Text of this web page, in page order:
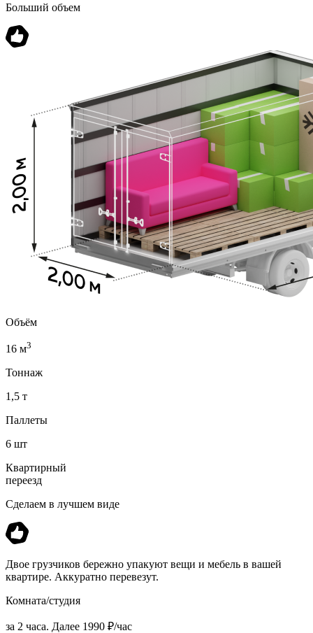
Больший объем
Объём
16 м3
Тоннаж
1,5 т
Паллеты
6 шт
Квартирный
переезд
Сделаем в лучшем виде
Двое грузчиков бережно упакуют вещи и мебель в вашей
квартире. Аккуратно перевезут.
Комната/студия
за 2 часа. Далее 1990 ₽/час